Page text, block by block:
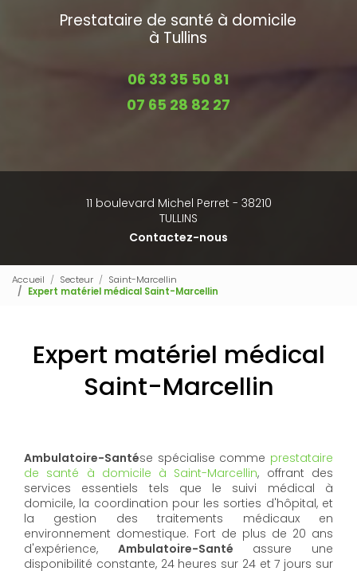
Prestataire de santé à domicile
à Tullins
06 33 35 50 81
07 65 28 82 27
11 boulevard Michel Perret - 38210
TULLINS
Contactez-nous
Accueil Secteur
Saint-Marcellin
Expert matériel médical Saint-Marcellin
Expert matériel médical
Saint-Marcellin
Ambulatoire-Santése spécialise comme prestataire
de santé à domicile à Saint-Marcellin, offrant des
services essentiels tels que le suivi médical à
domicile, la coordination pour les sorties d'hôpital, et
la gestion des traitements médicaux en
environnement domestique. Fort de plus de 20 ans
d'expérience, Ambulatoire-Santé assure une
disponibilité constante, 24 heures sur 24 et 7 jours sur